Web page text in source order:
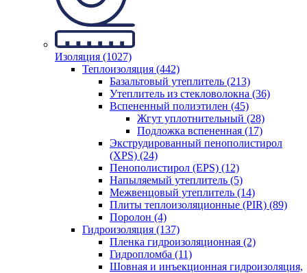
Изоляция (1027)
Теплоизоляция (442)
Базальтовый утеплитель (213)
Утеплитель из стекловолокна (36)
Вспененный полиэтилен (45)
Жгут уплотнительный (28)
Подложка вспененная (17)
Экструдированный пенополистирол
(XPS) (24)
Пенополистирол (EPS) (12)
Напыляемый утеплитель (5)
Межвенцовый утеплитель (14)
Плиты теплоизоляционные (PIR) (89)
Поролон (4)
Гидроизоляция (137)
Пленка гидроизоляционная (2)
Гидропломба (11)
Шовная и инъекционная гидроизоляция,